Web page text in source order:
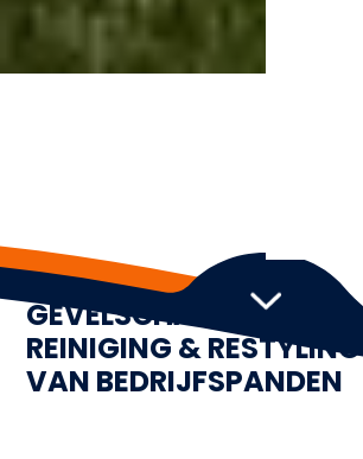
SPECIALIST IN
GEVELSCHADEHERSTEL,
REINIGING & RESTYLING
VAN BEDRIJFSPANDEN